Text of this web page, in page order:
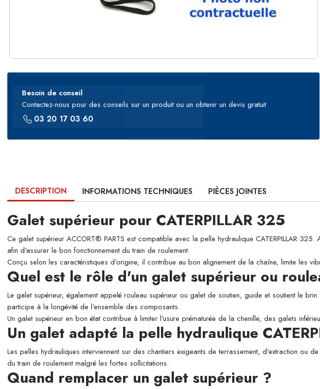
Besoin de conseil
Contactez-nous pour des conseils sur un produit ou un obtenir un devis gratuit
03 20 17 03 60
DESCRIPTION INFORMATIONS TECHNIQUES PIÈCES JOINTES
Galet supérieur pour CATERPILLAR 325
Ce galet supérieur ACCORT® PARTS est compatible avec la pelle hydraulique CATERPILLAR
afin d'assurer le bon fonctionnement du train de roulement.
Conçu selon les caractéristiques d'origine, il contribue au bon alignement de la chaîne, limite les
Quel est le rôle d'un galet supérieur ou
Le galet supérieur, également appelé rouleau supérieur ou galet de soutien, guide et soutient le
participe à la longévité de l'ensemble des composants.
Un galet supérieur en bon état contribue à limiter l'usure prématurée de la chenille, des galets
Un galet adapté la pelle hydraulique
Les pelles hydrauliques interviennent sur des chantiers exigeants de terrassement, d'extraction ou
du train de roulement malgré les fortes sollicitations.
Quand remplacer un galet supérieur ?